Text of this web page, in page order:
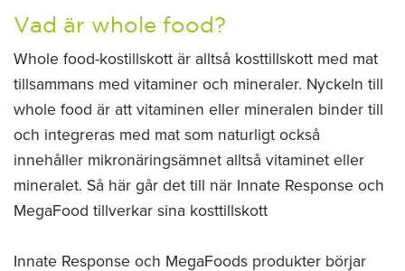
Vad är whole food?
Whole food-kostillskott är alltså kosttillskott med mat
tillsammans med vitaminer och mineraler. Nyckeln till
whole food är att vitaminen eller mineralen binder till
och integreras med mat som naturligt också
innehåller mikronäringsämnet alltså vitaminet eller
mineralet. Så här går det till när Innate Response och
MegaFood tillverkar sina kosttillskott
Innate Response och MegaFoods produkter börjar